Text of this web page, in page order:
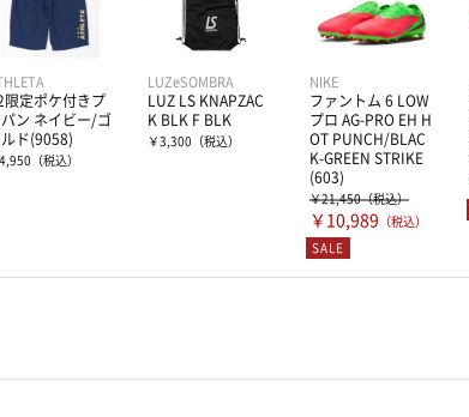
限定ポケ付きプ
パン ネイビー/ゴ
ルド(9058)
（税込）
LUZeSOMBRA
LUZ LS KNAPZAC
K BLK F BLK
￥3,300 （税込）
NIKE
ファントム 6 LOW
プロ AG-PRO EH H
OT PUNCH/BLAC
K-GREEN STRIKE
(603)
￥21,450（税込）
￥10,989 （税込）
SALE